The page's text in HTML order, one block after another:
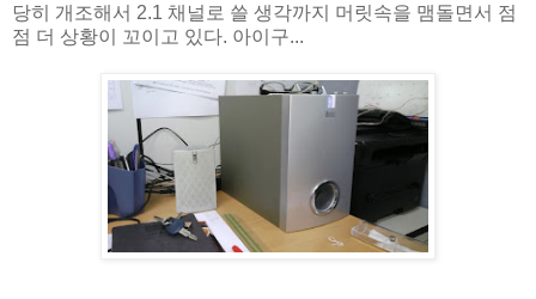
당히 개조해서 2.1 채널로 쓸 생각까지 머릿속을 맴돌면서 점
점 더 상황이 꼬이고 있다. 아이구...